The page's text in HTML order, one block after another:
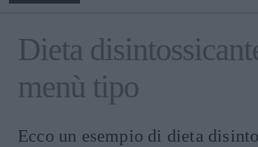
Dieta
menù tipo
Ecco un esempio di dieta